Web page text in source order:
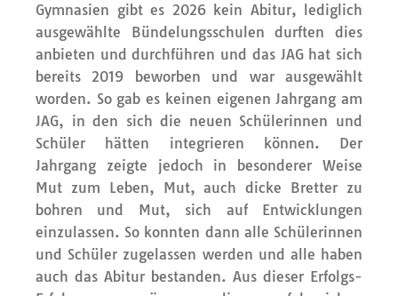
Gymnasien gibt es 2026 kein Abitur, lediglich
ausgewählte Bündelungsschulen durften dies
anbieten und durchführen und das JAG hat sich
bereits 2019 beworben und war ausgewählt
worden. So gab es keinen eigenen Jahrgang am
JAG, in den sich die neuen Schülerinnen und
Schüler hätten integrieren können. Der
Jahrgang zeigte jedoch in besonderer Weise
Mut zum Leben, Mut, auch dicke Bretter zu
bohren und Mut, sich auf Entwicklungen
einzulassen. So konnten dann alle Schülerinnen
und Schüler zugelassen werden und alle haben
auch das Abitur bestanden. Aus dieser Erfolgs-